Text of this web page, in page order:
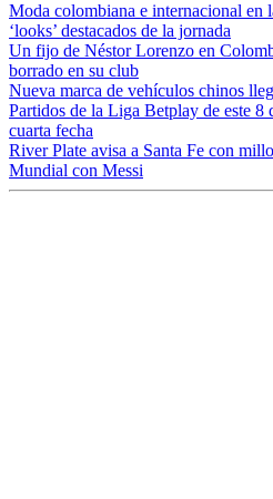
Moda colombiana e internacional en
‘looks’ destacados de la jornada
Un fijo de Néstor Lorenzo en
borrado en su club
Nueva marca de vehículos chinos
Partidos de la Liga Betplay de este 8
cuarta fecha
River Plate avisa a Santa Fe con
Mundial con Messi